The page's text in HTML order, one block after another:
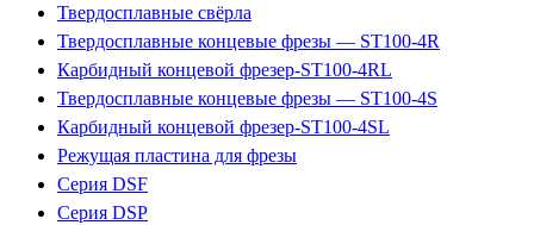
Твердосплавные свёрла
Твердосплавные концевые фрезы — ST100-4R
Карбидный концевой фрезер-ST100-4RL
Твердосплавные концевые фрезы — ST100-4S
Карбидный концевой фрезер-ST100-4SL
Режущая пластина для фрезы
Серия DSF
Серия DSP